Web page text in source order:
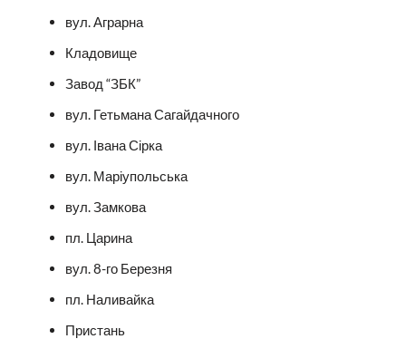
вул. Аграрна
Кладовище
Завод “ЗБК”
вул. Гетьмана Сагайдачного
вул. Івана Сірка
вул. Маріупольська
вул. Замкова
пл. Царина
вул. 8-го Березня
пл. Наливайка
Пристань